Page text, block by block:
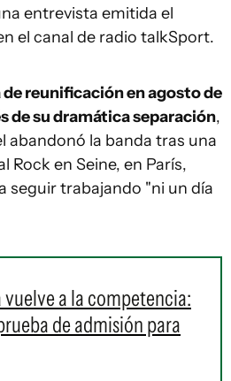
entrevista emitida el
el canal de radio talkSport.
reunificación en agosto de
de su dramática separación,
abandonó la banda tras una
Rock en Seine, en París,
seguir trabajando "ni un día
a la competencia:
de admisión para